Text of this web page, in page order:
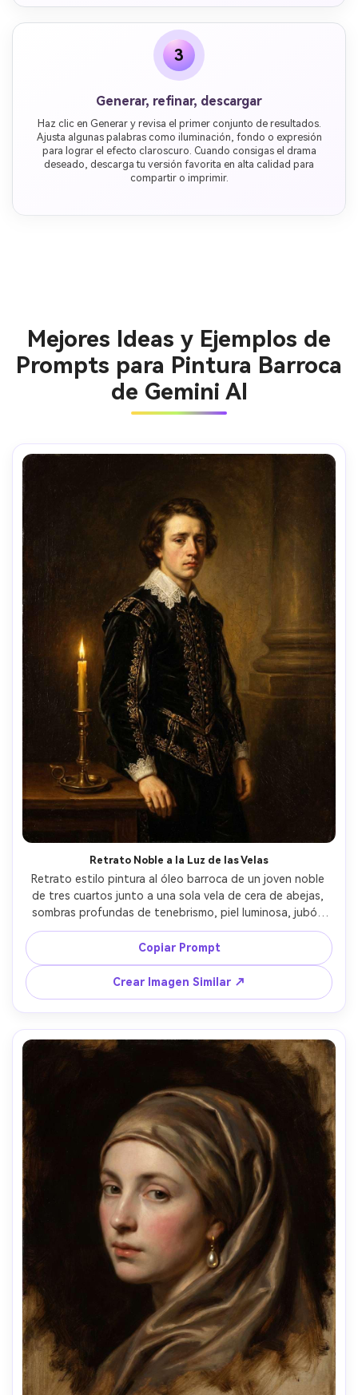
3
Generar, refinar, descargar
Haz clic en Generar y revisa el primer conjunto de resultados.
Ajusta algunas palabras como iluminación, fondo o expresión
para lograr el efecto claroscuro. Cuando consigas el drama
deseado, descarga tu versión favorita en alta calidad para
compartir o imprimir.
Mejores Ideas y Ejemplos de
Prompts para Pintura Barroca
de Gemini AI
Retrato Noble a la Luz de las Velas
Retrato estilo pintura al óleo barroca de un joven noble
de tres cuartos junto a una sola vela de cera de abejas,
sombras profundas de tenebrismo, piel luminosa, jubón
de terciopelo negro con bordado dorado, cuello de
encaje suave, expresión melancólica sutil, tonos cálidos
barnizados, pinceladas visibles y rico empaste, fondo
oscuro con columna arquitectónica tenue, composición
de calidad de museo, lente 85mm, poca profundidad de
campo --ar 4:5
Copiar Prompt
Crear Imagen Similar ↗